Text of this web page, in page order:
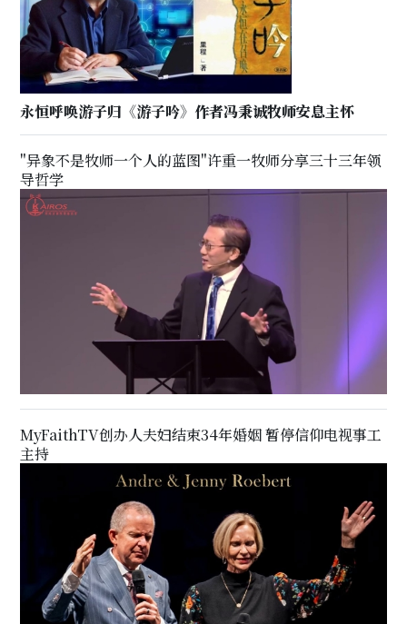
永恒呼唤游子归《游子吟》作者冯秉诚牧师安息主怀
"异象不是牧师一个人的蓝图"许重一牧师分享三十三年领
导哲学
MyFaithTV创办人夫妇结束34年婚姻 暂停信仰电视事工
主持